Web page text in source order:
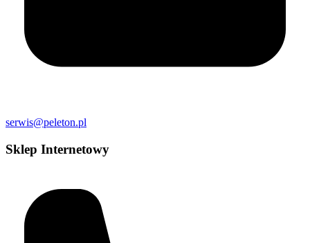
serwis@peleton.pl
Sklep Internetowy